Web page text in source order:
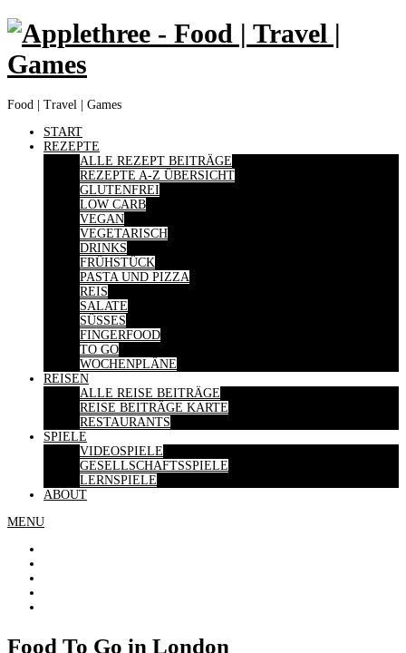
Food | Travel | Games
START
REZEPTE
ALLE REZEPT BEITRÄGE
REZEPTE A-Z ÜBERSICHT
GLUTENFREI
LOW CARB
VEGAN
VEGETARISCH
DRINKS
FRÜHSTÜCK
PASTA UND PIZZA
REIS
SALATE
SÜSSES
FINGERFOOD
TO GO
WOCHENPLÄNE
REISEN
ALLE REISE BEITRÄGE
REISE BEITRÄGE KARTE
RESTAURANTS
SPIELE
VIDEOSPIELE
GESELLSCHAFTSSPIELE
LERNSPIELE
ABOUT
MENU
Food To Go in London